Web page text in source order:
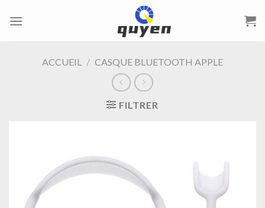
ACCUEIL / CASQUE BLUETOOTH APPLE
FILTRER